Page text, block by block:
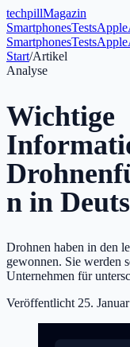
techpillMagazin
SmartphonesTestsApple
SmartphonesTestsApple
Start/Artikel
Analyse
Wichtige
n in
Drohnen haben in den
gewonnen. Sie werden
Unternehmen für
Veröffentlicht 25.